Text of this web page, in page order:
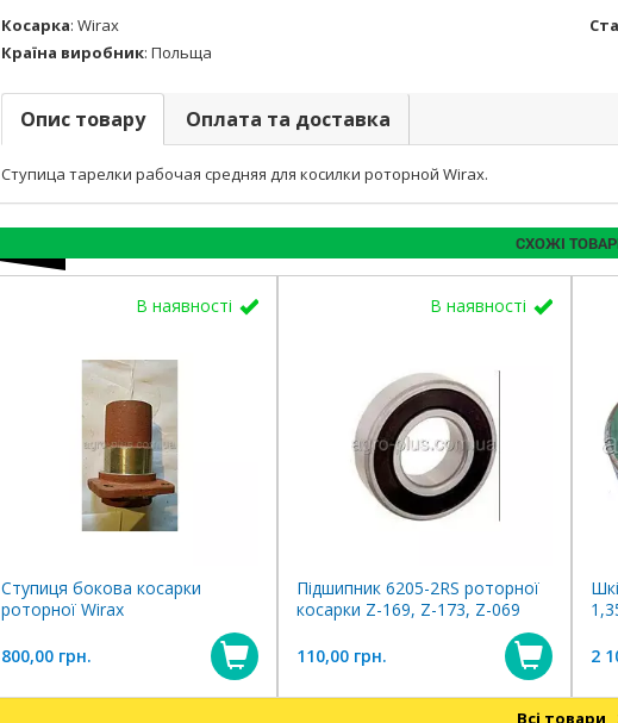
Косарка: Wirax
Країна виробник: Польща
Опис товару Оплата та доставка
Ступица тарелки рабочая средняя для косилки роторной Wirax.
СХОЖІ
В наявності
Ступиця бокова косарки
роторної Wirax
800,00 грн.
Купити
В наявності
Підшипник 6205-2RS роторної
косарки Z-169, Z-173, Z-069
110,00 грн. 2
Всі товари